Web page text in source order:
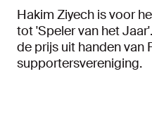
Hakim Ziyech is voor
tot 'Speler van het
de prijs uit handen van
supportersvereniging.